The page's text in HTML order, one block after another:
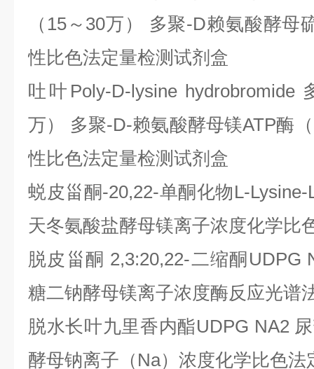
（15～30万） 多聚-D赖氨酸酵母
性比色法定量检测试剂盒
吐叶 Poly-D-lysine
万） 多聚-D-赖氨酸酵母镁ATP酶
性比色法定量检测试剂盒
蜕皮甾酮-20,22-单酮化物L-
天冬氨酸盐酵母镁离子浓度化学比
脱皮甾酮 2,3:20,22-二缩酮UDPG
糖二钠酵母镁离子浓度酶反应光谱
脱水长叶九里香内酯UDPG NA2
酵母钠离子（Na）浓度化学比色法